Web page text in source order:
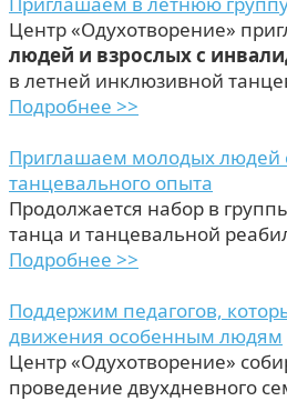
Центр «Одухотворение»
людей и взрослых с
в летней инклюзивной
Подробнее >>
Приглашаем молодых людей
танцевального опыта
Продолжается набор в
танца и танцевальной
Подробнее >>
Поддержим педагогов,
движения особенным людям
Центр «Одухотворение»
проведение двухдневного